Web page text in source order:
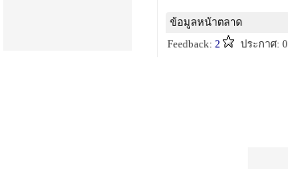
ข้อมูลหน้าตลาด
Feedback: 2 ประกาศ: 0